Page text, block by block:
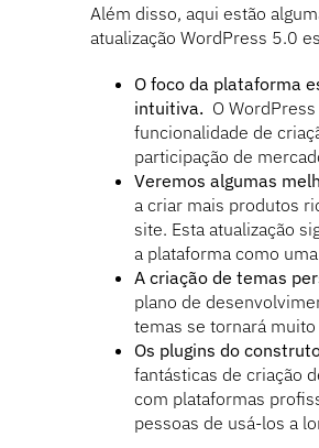
Além disso, aqui estão
atualização WordPress 5.0
O foco da plataforma
intuitiva. O
funcionalidade de
participação de
Veremos algumas
a criar mais produtos
site. Esta atualização
a plataforma como
A criação de temas
plano de
temas se tornará
Os plugins do
fantásticas de criação
com plataformas
pessoas de usá-los a